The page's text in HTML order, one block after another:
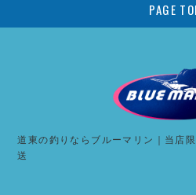
PAGE
道東の釣りならブルーマリン｜当店
送